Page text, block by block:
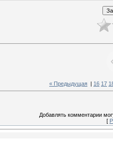
« Предыдущая | 16 17
Добавлять комментарии
[